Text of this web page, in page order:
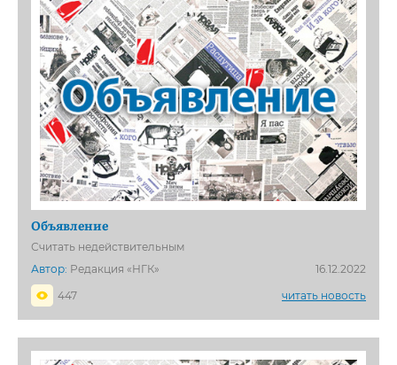
Объявление
Считать недействительным
Автор: Редакция «НГК»
16.12.2022
447
читать новость